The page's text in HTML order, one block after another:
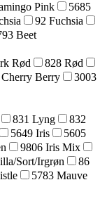
Pink
5685
92 Fuchsia
Beet
Rød
828 Rød
Berry
3003
831 Lyng
832
5649 Iris
5605
9806 Iris Mix
Sort/Irgrøn
86
5783 Mauve